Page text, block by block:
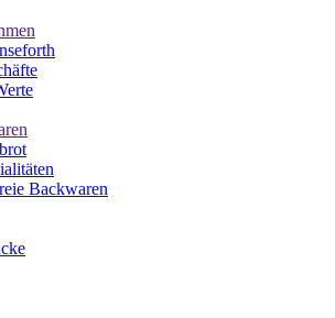
Backwaren